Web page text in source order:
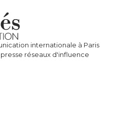
internationale à Paris
réseaux d'influence